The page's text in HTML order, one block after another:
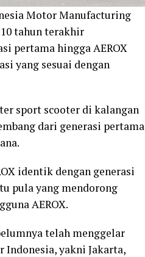
Motor Manufacturing
tahun terakhir
pertama hingga AEROX
yang sesuai dengan
sport scooter di kalangan
dari generasi pertama
identik dengan generasi
pula yang mendorong
AEROX.
telah menggelar
Indonesia, yakni Jakarta,